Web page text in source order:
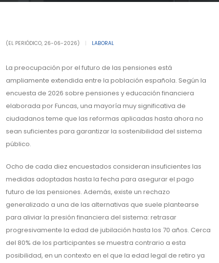
(EL PERIÓDICO, 26-06-2026) LABORAL
La preocupación por el futuro de las pensiones está
ampliamente extendida entre la población española. Según la
encuesta de 2026 sobre pensiones y educación financiera
elaborada por Funcas, una mayoría muy significativa de
ciudadanos teme que las reformas aplicadas hasta ahora no
sean suficientes para garantizar la sostenibilidad del sistema
público.
Ocho de cada diez encuestados consideran insuficientes las
medidas adoptadas hasta la fecha para asegurar el pago
futuro de las pensiones. Además, existe un rechazo
generalizado a una de las alternativas que suele plantearse
para aliviar la presión financiera del sistema: retrasar
progresivamente la edad de jubilación hasta los 70 años. Cerca
del 80% de los participantes se muestra contrario a esta
posibilidad, en un contexto en el que la edad legal de retiro ya